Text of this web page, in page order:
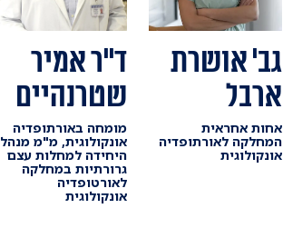
גב' אושרת
ארבל
אחות אחראית
המחלקה לאורתופדיה
אונקולוגית
ד"ר אמיר
שטרנהיים
מומחה באורתופדיה
אונקולוגית, מ"מ מנהל
היחידה למחלות עצם
גרורתיות במחלקה
לאורטופדיה
אונקולוגית